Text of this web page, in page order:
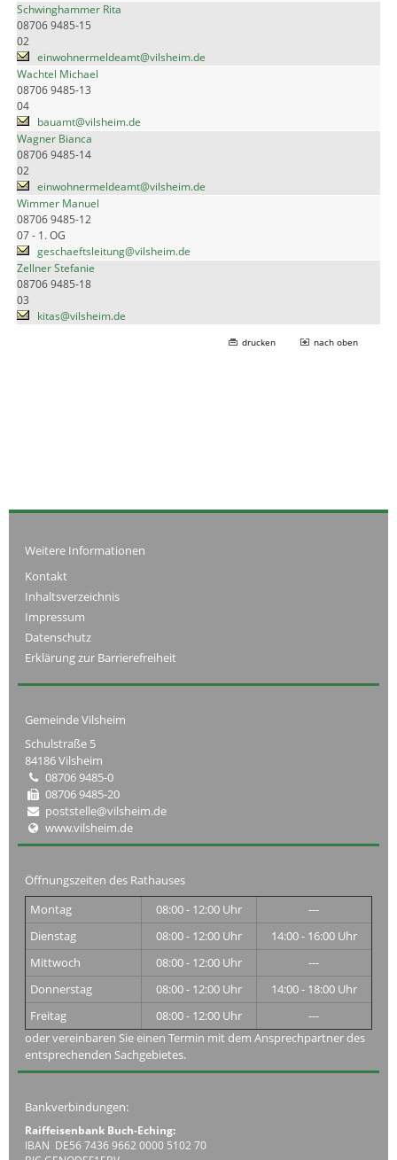
Schwinghammer Rita
08706 9485-15
02
einwohnermeldeamt@vilsheim.de
Wachtel Michael
08706 9485-13
04
bauamt@vilsheim.de
Wagner Bianca
08706 9485-14
02
einwohnermeldeamt@vilsheim.de
Wimmer Manuel
08706 9485-12
07 - 1. OG
geschaeftsleitung@vilsheim.de
Zellner Stefanie
08706 9485-18
03
kitas@vilsheim.de
drucken nach oben
Weitere Informationen
Kontakt
Inhaltsverzeichnis
Impressum
Datenschutz
Erklärung zur Barrierefreiheit
Gemeinde Vilsheim
Schulstraße 5
84186 Vilsheim
08706 9485-0
08706 9485-20
poststelle@vilsheim.de
www.vilsheim.de
Öffnungszeiten des Rathauses
Montag
08:00 - 12:00 Uhr
---
Dienstag
08:00 - 12:00 Uhr
14:00 - 16:00 Uhr
Mittwoch
08:00 - 12:00 Uhr
---
Donnerstag
08:00 - 12:00 Uhr
14:00 - 18:00 Uhr
Freitag
08:00 - 12:00 Uhr
---
oder vereinbaren Sie einen Termin mit dem Ansprechpartner des
entsprechenden Sachgebietes.
Bankverbindungen:
Raiffeisenbank Buch-Eching:
IBAN DE56 7436 9662 0000 5102 70